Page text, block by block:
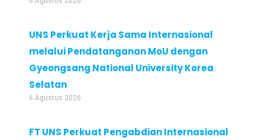
UNS Perkuat Kerja Sama Internasional
melalui Pendatanganan MoU dengan
Gyeongsang National University Korea
Selatan
6 Agustus 2026
FT UNS Perkuat Pengabdian Internasional